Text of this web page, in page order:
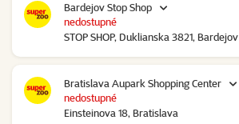
Bardejov Stop Shop
STOP SHOP, Duklianska 3821, Bardejov
nedostupné
Bratislava Aupark Shopping Center
Einsteinova 18, Bratislava
nedostupné